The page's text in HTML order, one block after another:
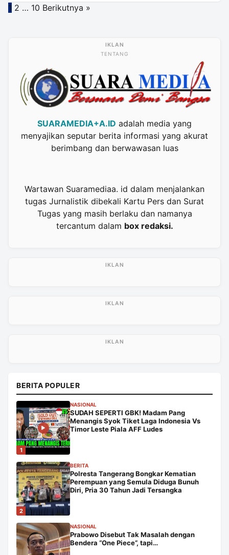
Paginasi
1 2 … 10 Berikutnya »
TENTANG
SUARAMEDIA+A.ID adalah media yang
menyajikan seputar berita informasi yang akurat
berimbang dan berwawasan luas
Wartawan Suaramediaa. id dalam menjalankan
tugas Jurnalistik dibekali Kartu Pers dan Surat
Tugas yang masih berlaku dan namanya
tercantum dalam box redaksi.
BERITA POPULER
1
NASIONAL
SUDAH SEPERTI GBK! Madam Pang
Menangis Syok Tiket Laga Indonesia Vs
Timor Leste Piala AFF Ludes
2
BERITA
Polresta Tangerang Bongkar Kematian
Perempuan yang Semula Diduga Bunuh
Diri, Pria 30 Tahun Jadi Tersangka
NASIONAL
Prabowo Disebut Tak Masalah dengan
Bendera “One Piece”, tapi…